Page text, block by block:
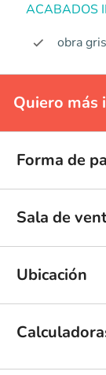
ACABADOS
obra gris
Quiero más
Forma de
Sala de
Ubicación